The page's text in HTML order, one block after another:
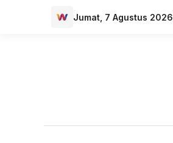
Jumat, 7 Agustus 2026